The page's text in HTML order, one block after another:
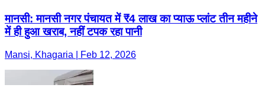
मानसी: मानसी नगर पंचायत में ₹4 लाख का प्याऊ प्लांट तीन महीने
में ही हुआ खराब, नहीं टपक रहा पानी
Mansi, Khagaria | Feb 12, 2026